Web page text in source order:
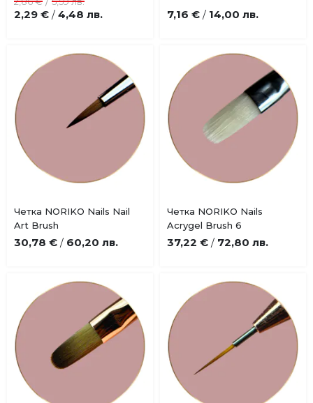
любими
2,29 € / 4,48 лв. 7,16 € / 14,00 лв.
любими
Купи
Четка NORIKO Nails Nail
Art Brush
30,78 € / 60,20 лв.
любими
Купи
Четка NORIKO Nails
Acrygel Brush 6
37,22 € / 72,80 лв.